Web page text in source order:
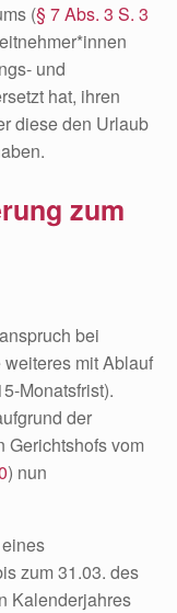
(§ 7 Abs. 3 S. 3
und
hat, ihren
diese den Urlaub
zum
bei
mit Ablauf
Monatsfrist).
der
Gerichtshofs vom
) nun
zum 31.03. des
Kalenderjahres